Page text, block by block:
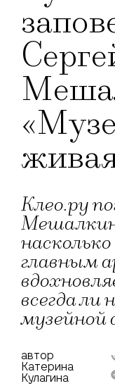
Клео.ру
главным
всегда ли
музейной
автор
Катерина
Кулагина